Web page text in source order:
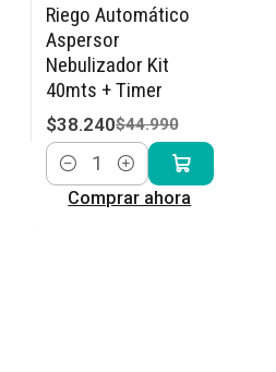
-15% OFF
Riego Automático
Aspersor
Nebulizador Kit
40mts + Timer
$38.240$44.990
Cantidad
Comprar ahora